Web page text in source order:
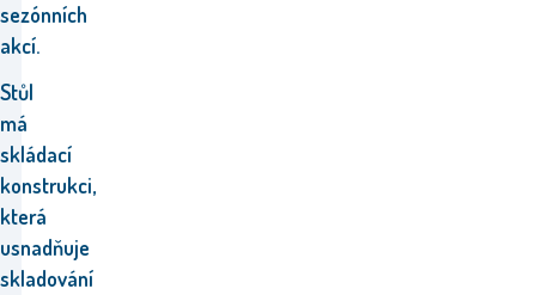
sezónních
akcí.
Stůl
má
skládací
konstrukci,
která
usnadňuje
skladování